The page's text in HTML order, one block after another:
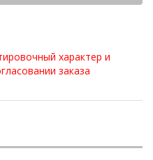
характер и
заказа